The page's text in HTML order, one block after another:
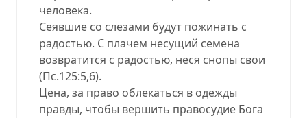
человека.
Сеявшие со слезами будут пожинать с
радостью. С плачем несущий семена
возвратится с радостью, неся снопы свои
(Пс.125:5,6).
Цена, за право облекаться в одежды
правды, чтобы вершить правосудие Бога